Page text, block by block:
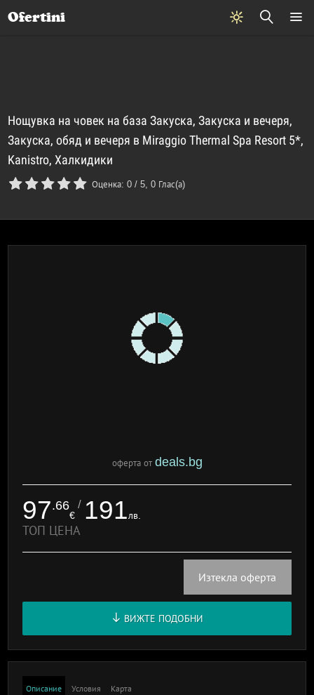
Ofertini
Нощувка на човек на база Закуска, Закуска и вечеря,
Закуска, обяд и вечеря в Miraggio Thermal Spa Resort 5*,
Kanistro, Халкидики
Оценка:0 /5,0 Глас(а)
оферта от deals.bg
97.66
€
/ 191лв.
ТОП ЦЕНА
Изтекла оферта
ВИЖТЕ ПОДОБНИ
Описание Условия Карта